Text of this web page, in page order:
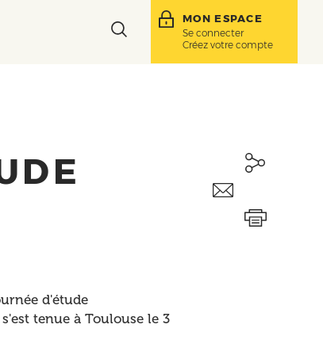
Toggle
MON ESPACE
Se connecter
Créez votre compte
d'étude
tenue à Toulouse le 3